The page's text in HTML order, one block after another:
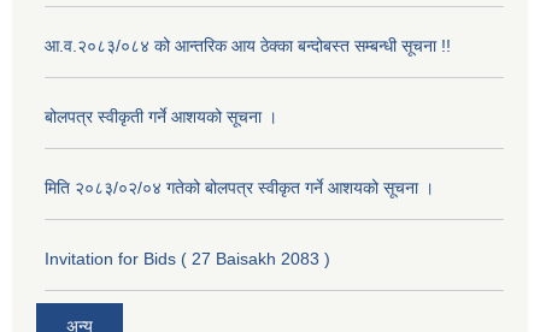
आ.व.२०८३/०८४ को आन्तरिक आय ठेक्का बन्दोबस्त सम्बन्धी सूचना !!
बोलपत्र स्वीकृती गर्ने आशयको सूचना ।
मिति २०८३/०२/०४ गतेको बोलपत्र स्वीकृत गर्ने आशयको सूचना ।
Invitation for Bids ( 27 Baisakh 2083 )
अन्य